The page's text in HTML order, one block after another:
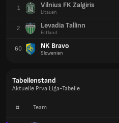
1 Vilnius FK Zalgiris
Litauen
2 Levadia Tallinn
Estland
60 NK Bravo
Slowenien
Tabellenstand
Aktuelle Prva Liga-Tabelle
# Team